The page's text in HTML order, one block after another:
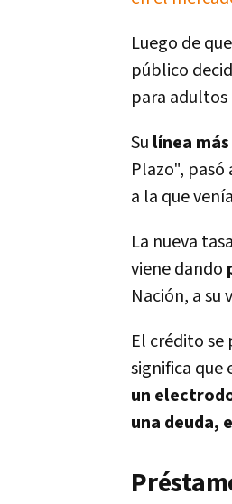
Luego de
público
para adultos
Su línea
Plazo", pasó
a la que
La nueva
viene dando
Nación, a su
El crédito se
significa que
un
una deuda,